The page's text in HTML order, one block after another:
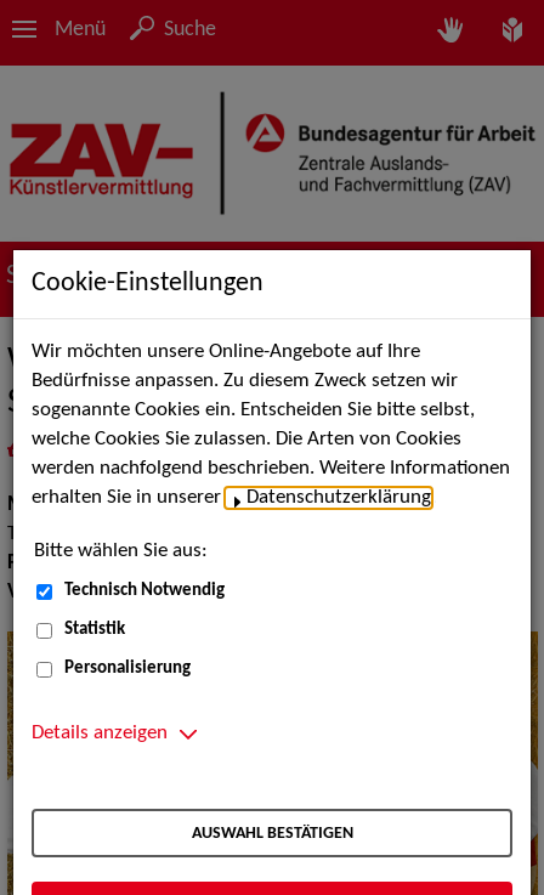
Menü Suche
Suche nach Künstler*innen
Winfried Stark und seine Original
Steigerwälder
Musik:Volksmusik und Intern. Folklore, Pop, Rock &
Tanzmusik
Pop Rock Tanzmusik:
Volksmusik Internationale Folklore:
Cookie-Einstellungen
Wir möchten unsere Online-Angebote auf Ihre
Bedürfnisse anpassen. Zu diesem Zweck setzen wir
sogenannte Cookies ein. Entscheiden Sie bitte selbst,
welche Cookies Sie zulassen. Die Arten von Cookies
werden nachfolgend beschrieben. Weitere Informationen
erhalten Sie in unserer
Datenschutzerklärung
Bitte wählen Sie aus:
Technisch Notwendig
Statistik
Personalisierung
Details anzeigen
AUSWAHL BESTÄTIGEN